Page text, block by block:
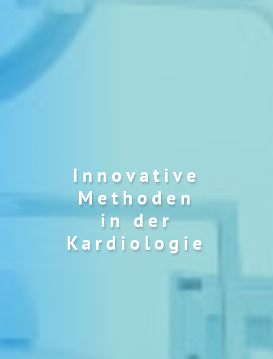
Innovative
Methoden
in der
Kardiologie